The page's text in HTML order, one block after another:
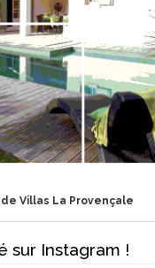
Villas La Provençale
sur Instagram !